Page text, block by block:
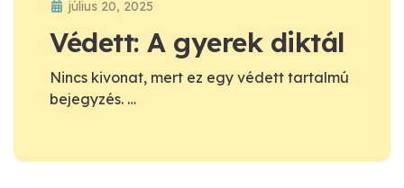
július 20, 2025
Védett: A gyerek diktál
Nincs kivonat, mert ez egy védett tartalmú
bejegyzés. …